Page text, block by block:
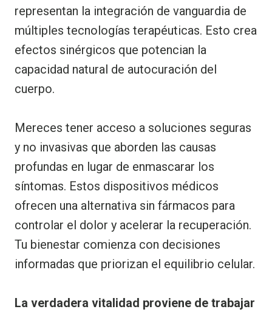
representan la integración de vanguardia de
múltiples tecnologías terapéuticas. Esto crea
efectos sinérgicos que potencian la
capacidad natural de autocuración del
cuerpo.
Mereces tener acceso a soluciones seguras
y no invasivas que aborden las causas
profundas en lugar de enmascarar los
síntomas. Estos dispositivos médicos
ofrecen una alternativa sin fármacos para
controlar el dolor y acelerar la recuperación.
Tu bienestar comienza con decisiones
informadas que priorizan el equilibrio celular.
La verdadera vitalidad proviene de trabajar